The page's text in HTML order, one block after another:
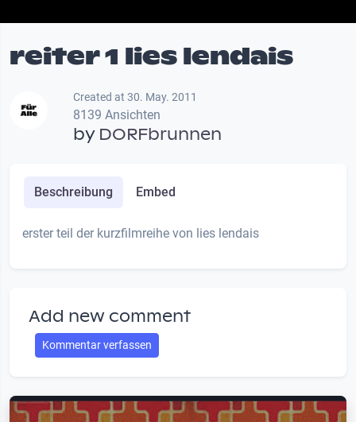
reiter 1 lies lendais
Created at 30. May. 2011
8139 Ansichten
by DORFbrunnen
Beschreibung Embed
erster teil der kurzfilmreihe von lies lendais
Add new comment
Kommentar verfassen